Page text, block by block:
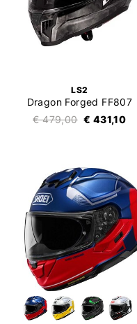
LS2
Dragon Forged FF807
€ 479,00 € 431,10